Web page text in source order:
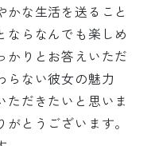
かな生活を送ること
ならなんでも楽しめ
かりとお答えいただ
らない彼女の魅力
ただきたいと思いま
とうございます。